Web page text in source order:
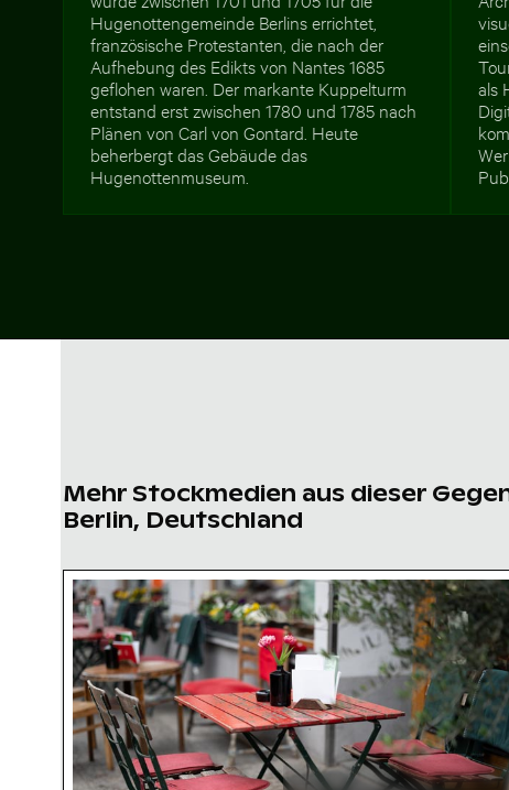
Hugenottengemeinde Berlins errichtet,
französische Protestanten, die nach der
Aufhebung des Edikts von Nantes 1685
geflohen waren. Der markante Kuppelturm
entstand erst zwischen 1780 und 1785 nach
Plänen von Carl von Gontard. Heute
beherbergt das Gebäude das
Hugenottenmuseum.
als
Mehr Stockmedien aus dieser
Berlin, Deutschland
Café-Tisch im Freien mit rosa Tulpen